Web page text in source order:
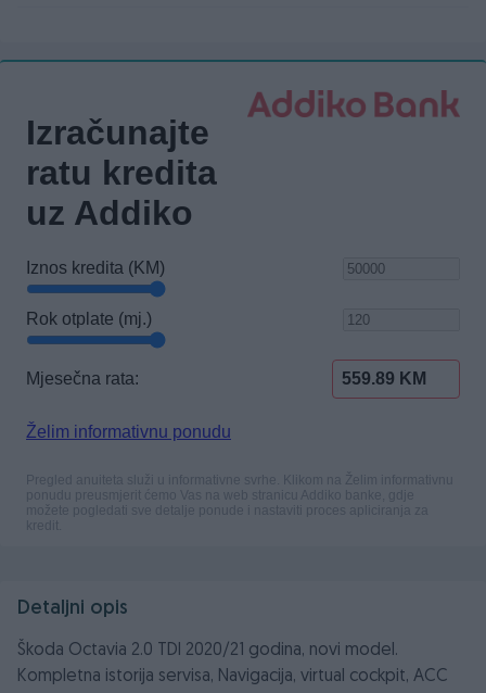
Detaljni opis
Škoda Octavia 2.0 TDI 2020/21 godina, novi model.
Kompletna istorija servisa, Navigacija, virtual cockpit, ACC